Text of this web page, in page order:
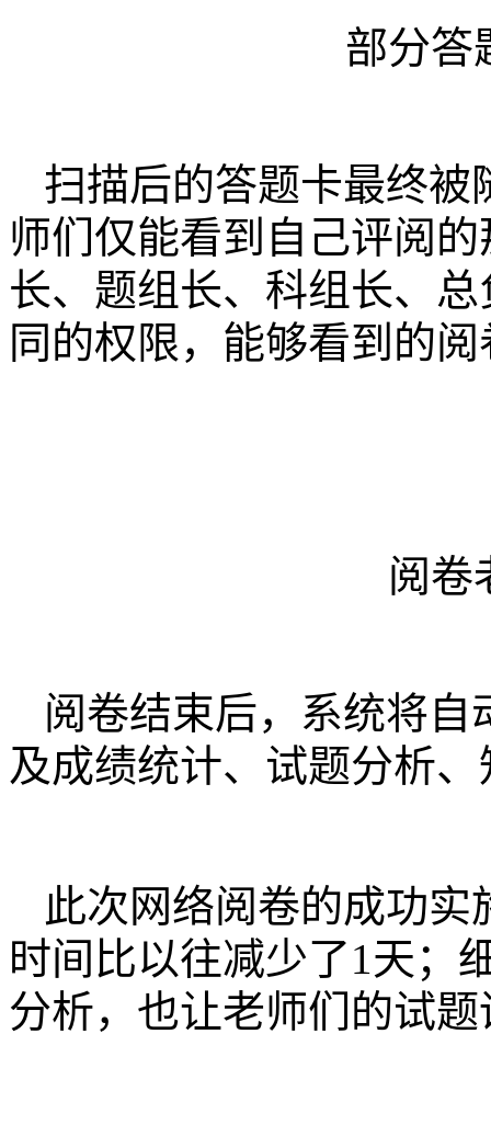
部分答
扫描后的答题卡最终被
师们仅能看到自己评阅
长、题组长、科组长、
同的权限，能够看到的
阅卷
阅卷结束后，系统将
及成绩统计、试题分析
此次网络阅卷的成功
时间比以往减少了1天；
分析，也让老师们的试